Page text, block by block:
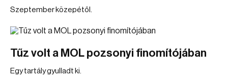
Szeptember közepétől.
Tűz volt a MOL pozsonyi finomítójában
Egy tartály gyulladt ki.